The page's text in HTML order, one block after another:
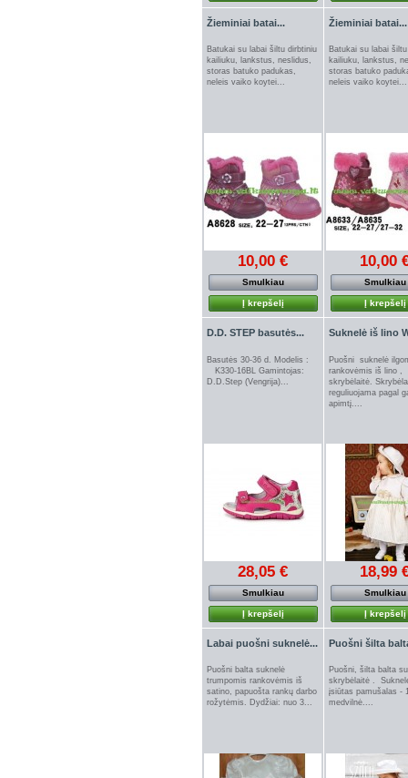
Žieminiai batai...
Batukai su labai šiltu dirbtiniu
kailiuku, lankstus, neslidus,
storas batuko padukas,
neleis vaiko koytei...
10,00 €
Smulkiau
Į krepšelį
Žieminiai batai...
Batukai su labai
kailiuku, lankstus,
storas batuko
neleis vaiko koytei...
10,00
Smulkiau
Į krepšelį
D.D. STEP basutės...
Basutės 30-36 d. Modelis :
K330-16BL Gamintojas:
D.D.Step (Vengrija)...
28,05 €
Smulkiau
Į krepšelį
Suknelė iš lino
Puošni suknelė
rankovėmis iš lino ,
skrybėlaitė.
reguliuojama pagal
apimtį....
18,99
Smulkiau
Į krepšelį
Labai puošni suknelė...
Puošni balta suknelė
trumpomis rankovėmis iš
satino, papuošta rankų darbo
rožytėmis. Dydžiai: nuo 3...
Puošni šilta
Puošni, šilta balta
skrybėlaitė .
įsiūtas pamušalas -
medvilnė....